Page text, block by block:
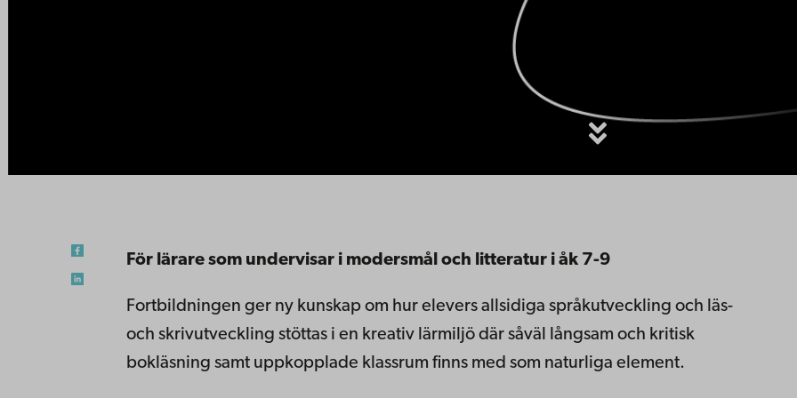
För lärare som undervisar i modersmål och litteratur i åk 7-9
Fortbildningen ger ny kunskap om hur elevers allsidiga språkutveckling och läs-
och skrivutveckling stöttas i en kreativ lärmiljö där såväl långsam och kritisk
bokläsning samt uppkopplade klassrum finns med som naturliga element.